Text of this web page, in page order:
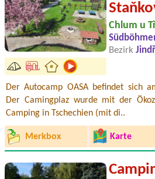
Chlum u
Bezirk
Der Autocamp OASA befindet sich
Der Camingplaz wurde mit der
Camping in Tschechien (mit di..
Merkbox Karte